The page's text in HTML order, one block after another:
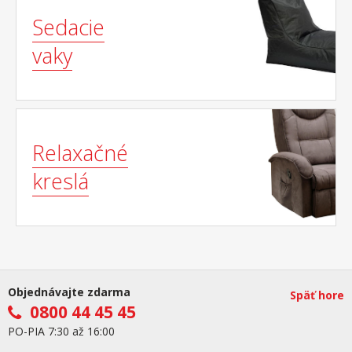
Sedacie
vaky
Relaxačné
kreslá
Objednávajte zdarma
0800 44 45 45
PO-PIA 7:30 až 16:00
Späť hore